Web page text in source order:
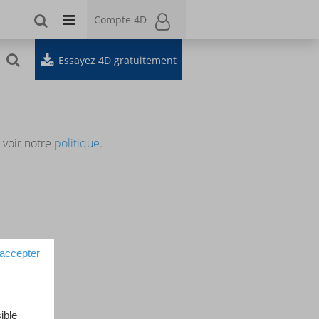
Compte 4D
Compte 4D
Essayez 4D gratuitement
notre politique.